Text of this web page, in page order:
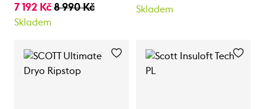
7 192 Kč 8 990 Kč
Skladem
Skladem